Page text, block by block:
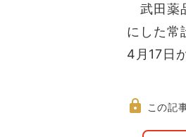
武田薬
にした常
4月17日
この記